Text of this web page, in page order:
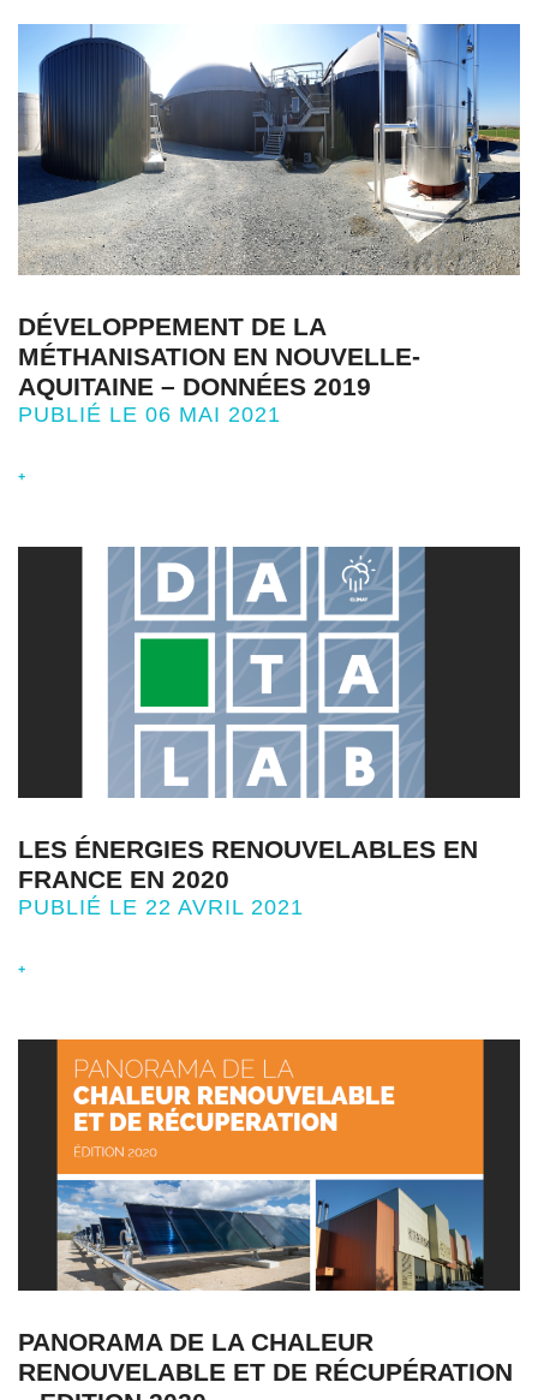
DÉVELOPPEMENT DE LA
MÉTHANISATION EN NOUVELLE-
AQUITAINE – DONNÉES 2019
PUBLIÉ LE 06 MAI 2021
+
LES ÉNERGIES RENOUVELABLES EN
FRANCE EN 2020
PUBLIÉ LE 22 AVRIL 2021
+
PANORAMA DE LA CHALEUR
RENOUVELABLE ET DE RÉCUPÉRATION